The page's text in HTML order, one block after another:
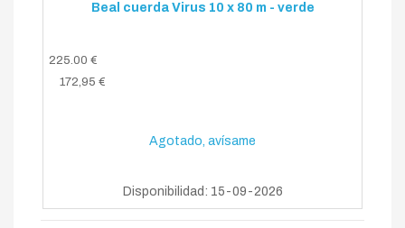
Beal cuerda Virus 10 x 80 m - verde
225.00 €
172,95 €
Agotado, avísame
Disponibilidad: 15-09-2026